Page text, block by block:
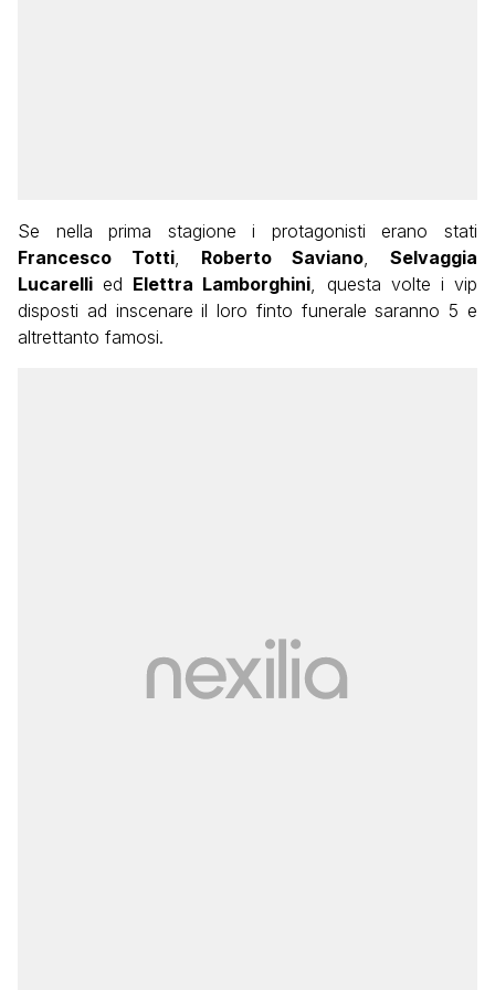
Se nella prima stagione i protagonisti erano stati
Francesco Totti, Roberto Saviano, Selvaggia
Lucarelli ed Elettra Lamborghini, questa volte i vip
disposti ad inscenare il loro finto funerale saranno 5 e
altrettanto famosi.